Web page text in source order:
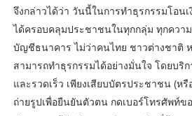
จึงกล่าวได้ว่า วันนี้ในการทำธุรกรรมโอนเ
ได้ครอบคลุมประชาชนในทุกกลุ่ม ทุกควา
บัญชีธนาคาร ไม่ว่าคนไทย ชาวต่างชาติ
สามารถทำธุรกรรมได้อย่างมั่นใจ โดยบริ
และรวดเร็ว เพียงเสียบบัตรประชาชน (ห
ถ่ายรูปเพื่อยืนยันตัวตน กดเบอร์โทรศัพท์ข